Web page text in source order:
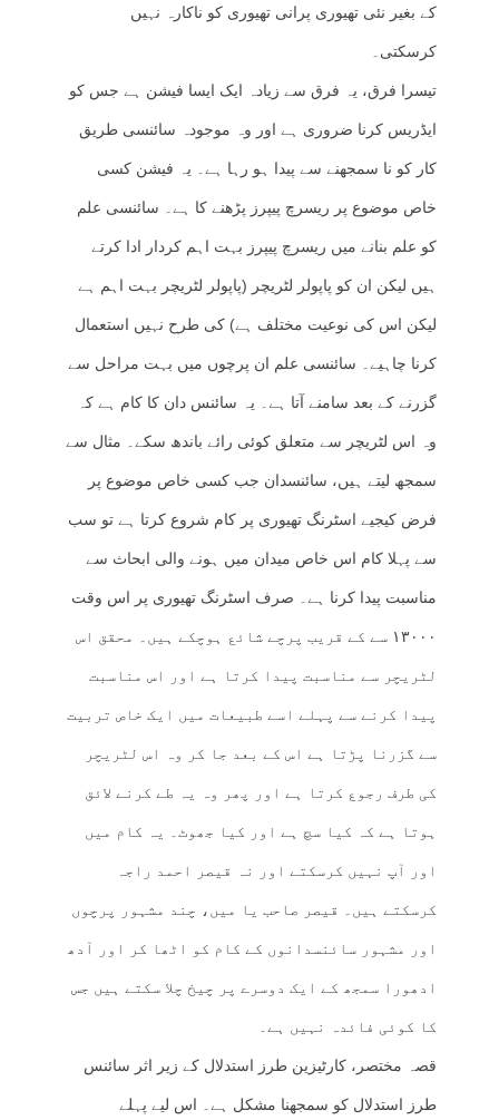
کے بغیر نئی تھیوری پرانی تھیوری کو ناکارہ نہیں
کرسکتی۔
تیسرا فرق، یہ فرق سے زیادہ ایک ایسا فیشن ہے جس کو
ایڈریس کرنا ضروری ہے اور وہ موجودہ سائنسی طریق
کار کو نا سمجھنے سے پیدا ہو رہا ہے۔ یہ فیشن کسی
خاص موضوع پر ریسرچ پیپرز پڑھنے کا ہے۔ سائنسی علم
کو علم بنانے میں ریسرچ پیپرز بہت اہم کردار ادا کرتے
ہیں لیکن ان کو پاپولر لٹریچر (پاپولر لٹریچر بہت اہم ہے
لیکن اس کی نوعیت مختلف ہے) کی طرح نہیں استعمال
کرنا چاہیے۔ سائنسی علم ان پرچوں میں بہت مراحل سے
گزرنے کے بعد سامنے آتا ہے۔ یہ سائنس دان کا کام ہے کہ
وہ اس لٹریچر سے متعلق کوئی رائے باندھ سکے۔ مثال سے
سمجھ لیتے ہیں، سائنسدان جب کسی خاص موضوع پر
فرض کیجیے اسٹرنگ تھیوری پر کام شروع کرتا ہے تو سب
سے پہلا کام اس خاص میدان میں ہونے والی ابحاث سے
مناسبت پیدا کرنا ہے۔ صرف اسٹرنگ تھیوری پر اس وقت
۱۳۰۰۰ سے کے قریب پرچے شائع ہوچکے ہیں۔ محقق اس
لٹریچر سے مناسبت پیدا کرتا ہے اور اس مناسبت
پیدا کرنے سے پہلے اسے طبیعات میں ایک خاص تربیت
سے گزرنا پڑتا ہے اس کے بعد جا کر وہ اس لٹریچر
کی طرف رجوع کرتا ہے اور پھر وہ یہ طے کرنے لائق
ہوتا ہے کہ کیا سچ ہے اور کیا جھوٹ۔ یہ کام میں
اور آپ نہیں کرسکتے اور نہ قیصر احمد راجہ
کرسکتے ہیں۔ قیصر صاحب یا میں، چند مشہور پرچوں
اور مشہور سائنسدانوں کے کام کو اٹھا کر اور آدھ
ادھورا سمجھ کے ایک دوسرے پر چیخ چلا سکتے ہیں جس
کا کوئی فائدہ نہیں ہے۔
قصہ مختصر، کارٹیزین طرز استدلال کے زیر اثر سائنس
طرز استدلال کو سمجھنا مشکل ہے۔ اس لیے پہلے